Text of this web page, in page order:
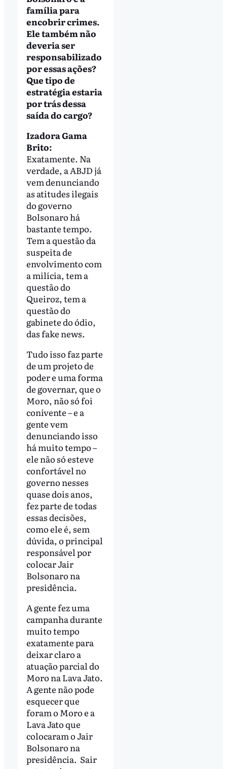
família para
encobrir crimes.
Ele também não
deveria ser
responsabilizado
por essas ações?
Que tipo de
estratégia estaria
por trás dessa
saída do cargo?
Izadora Gama
Brito:
Exatamente. Na
verdade, a ABJD já
vem denunciando
as atitudes ilegais
do governo
Bolsonaro há
bastante tempo.
Tem a questão da
suspeita de
envolvimento com
a milícia, tem a
questão do
Queiroz, tem a
questão do
gabinete do ódio,
das fake news.
Tudo isso faz parte
de um projeto de
poder e uma forma
de governar, que o
Moro, não só foi
conivente – e a
gente vem
denunciando isso
há muito tempo –
ele não só esteve
confortável no
governo nesses
quase dois anos,
fez parte de todas
essas decisões,
como ele é, sem
dúvida, o principal
responsável por
colocar Jair
Bolsonaro na
presidência.
A gente fez uma
campanha durante
muito tempo
exatamente para
deixar claro a
atuação parcial do
Moro na Lava Jato.
A gente não pode
esquecer que
foram o Moro e a
Lava Jato que
colocaram o Jair
Bolsonaro na
presidência. Sair